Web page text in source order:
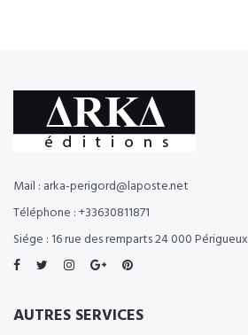
Mail : arka-perigord@laposte.net
Téléphone : +33630811871
Siége : 16 rue des remparts 24 000 Périgueux
AUTRES SERVICES